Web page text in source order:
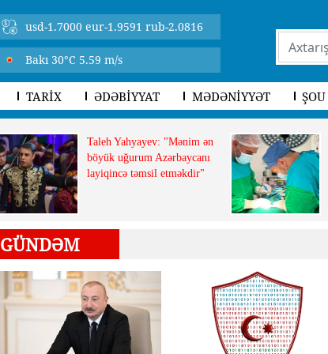
usd-1.7000 eur-1.9591 rub-2.0816
Bakı 30°C 5.59 m/s
TARİX ƏDƏBİYYAT MƏDƏNİYYƏT ŞOU
Taleh Yahyayev: "Mənim ən
böyük uğurum Azərbaycanı
layiqincə təmsil etməkdir"
GÜNDƏM